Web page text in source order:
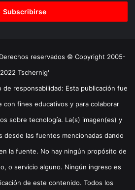
reservados © Copyright 2005-
2022 Tschernig'
de responsabilidad: Esta publicación fue
con fines educativos y para colaborar
sobre tecnología. La(s) imagen(es) y
desde las fuentes mencionadas dando
la fuente. No hay ningún propósito de
o servicio alguno. Ningún ingreso es
de este contenido. Todos los